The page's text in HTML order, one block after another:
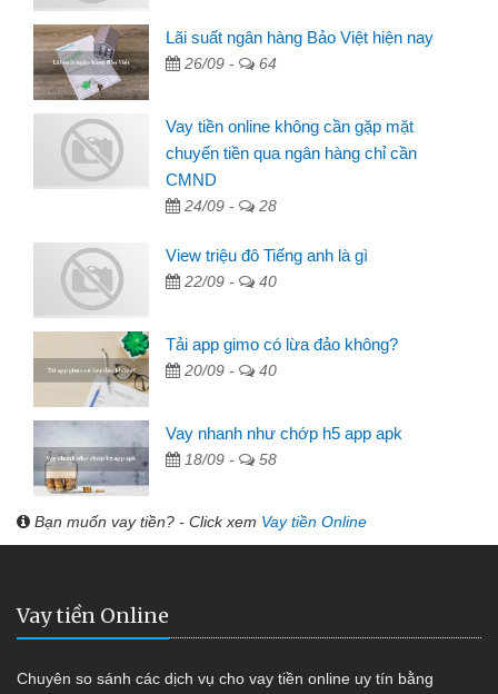
Lãi suất ngân hàng Bảo Việt hiện nay
26/09 - 64
Vay tiền online không cần gặp mặt
chuyển tiền qua ngân hàng chỉ cần
CMND
24/09 - 28
View triệu đô Tiếng anh là gì
22/09 - 40
Tải app gimo có lừa đảo không?
20/09 - 40
Vay nhanh như chớp h5 app apk
18/09 - 58
Bạn muốn vay tiền? - Click xem Vay tiền Online
Vay tiền Online
Chuyên so sánh các dịch vụ cho vay tiền online uy tín bằng